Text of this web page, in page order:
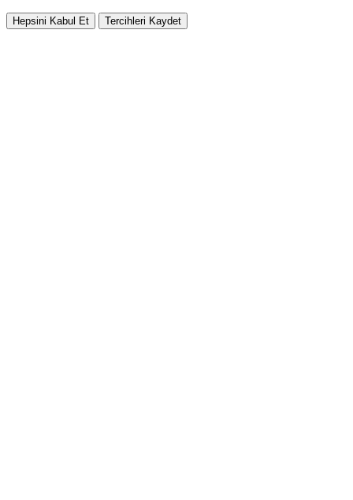
Hepsini Kabul Et Tercihleri Kaydet